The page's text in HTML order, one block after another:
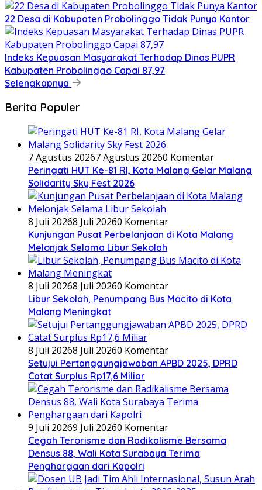
22 Desa di Kabupaten Probolinggo Tidak Punya Kantor
Indeks Kepuasan Masyarakat Terhadap Dinas PUPR
Kabupaten Probolinggo Capai 87,97
Selengkapnya
Berita Populer
7 Agustus 20267 Agustus 20260 Komentar
Peringati HUT Ke-81 RI, Kota Malang Gelar Malang
Solidarity Sky Fest 2026
8 Juli 20268 Juli 20260 Komentar
Kunjungan Pusat Perbelanjaan di Kota Malang
Melonjak Selama Libur Sekolah
8 Juli 20268 Juli 20260 Komentar
Libur Sekolah, Penumpang Bus Macito di Kota
Malang Meningkat
8 Juli 20268 Juli 20260 Komentar
Setujui Pertanggungjawaban APBD 2025, DPRD
Catat Surplus Rp17,6 Miliar
9 Juli 20269 Juli 20260 Komentar
Cegah Terorisme dan Radikalisme Bersama
Densus 88, Wali Kota Surabaya Terima
Penghargaan dari Kapolri